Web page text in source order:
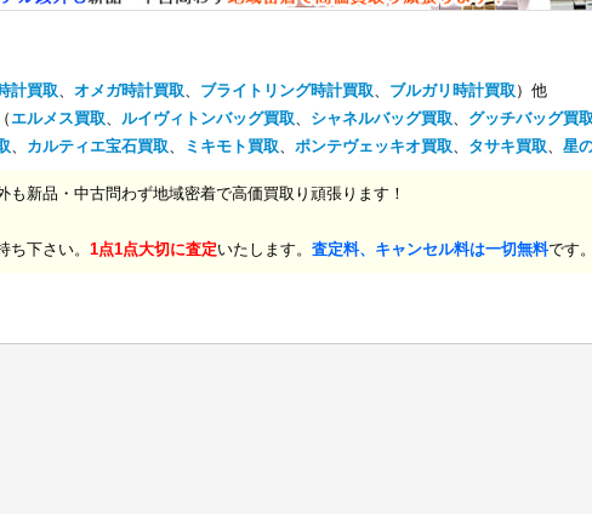
計買取、 オメガ時計買取、 ブライトリング時計買取、 ブルガリ時計買取 ）他
エルメス買取、 ルイヴィトンバッグ買取、 シャネルバッグ買取、 グッチバッグ買取
、 カルティエ宝石買取、 ミキモト買取、 ポンテヴェッキオ買取、 タサキ買取、 星
も新品・中古問わず地域密着で高価買取り頑張ります！
ち下さい。 1点1点大切に査定いたします。 査定料、キャンセル料は一切無料です。